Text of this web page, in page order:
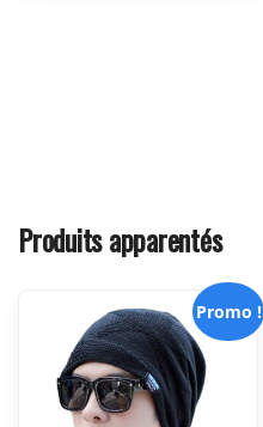
Produits apparentés
Promo !